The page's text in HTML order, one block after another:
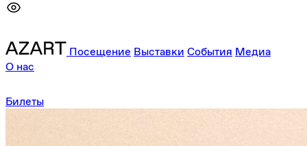
Посещение Выставки События Медиа
О нас
Билеты